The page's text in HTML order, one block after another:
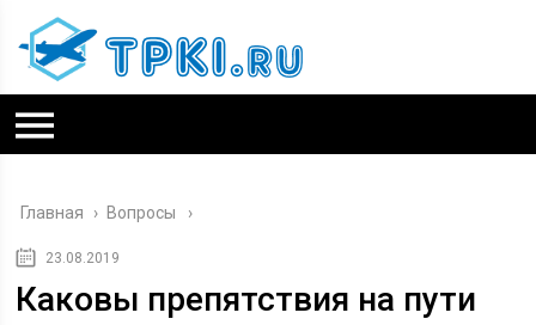
Главная › Вопросы
23.08.2019
Каковы препятствия на пути